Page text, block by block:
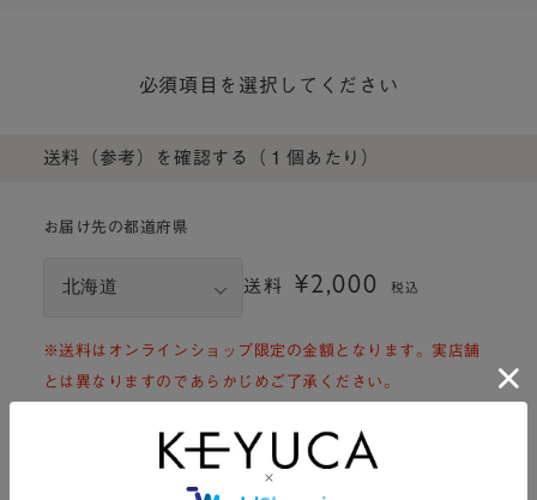
必須項目を選択してください
送料（参考）を確認する（１個あたり）
お届け先の都道府県
送料 ¥2,000 税込
※送料はオンラインショップ限定の金額となります。実店舗
とは異なりますのであらかじめご了承ください。
※ご注文手続きをされた際に実際の送料が確認できます。
※一部配送できない地域がございます。